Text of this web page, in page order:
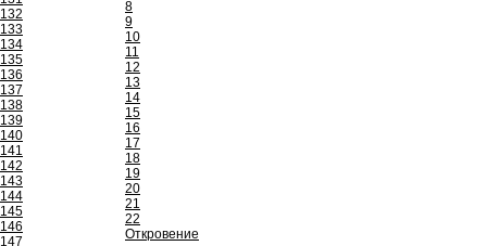
132
133
134
135
136
137
138
139
140
141
142
143
144
145
146
147
8
9
10
11
12
13
14
15
16
17
18
19
20
21
22
Откровение